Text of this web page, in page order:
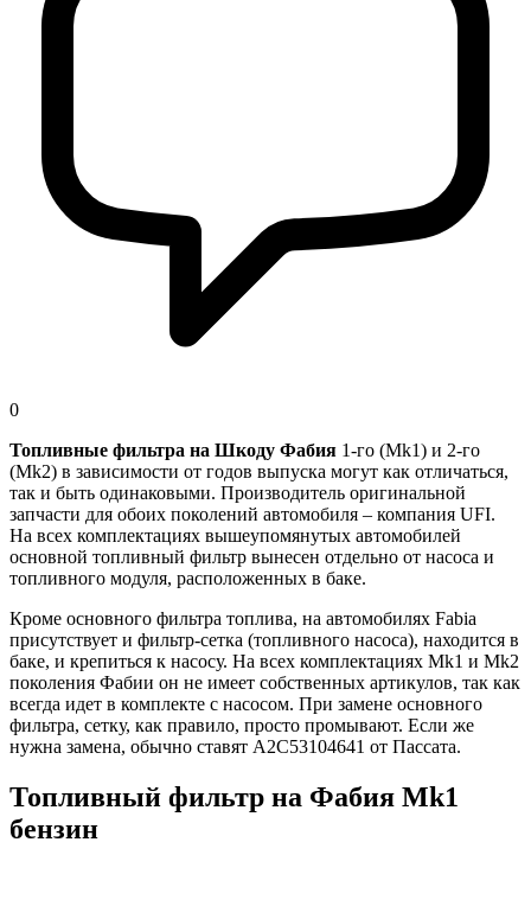
0
Топливные фильтра на Шкоду Фабия 1-го (Mk1) и 2-го
(Mk2) в зависимости от годов выпуска могут как отличаться,
так и быть одинаковыми. Производитель оригинальной
запчасти для обоих поколений автомобиля – компания UFI.
На всех комплектациях вышеупомянутых автомобилей
основной топливный фильтр вынесен отдельно от насоса и
топливного модуля, расположенных в баке.
Кроме основного фильтра топлива, на автомобилях Fabia
присутствует и фильтр-сетка (топливного насоса), находится в
баке, и крепиться к насосу. На всех комплектациях Mk1 и Mk2
поколения Фабии он не имеет собственных артикулов, так как
всегда идет в комплекте с насосом. При замене основного
фильтра, сетку, как правило, просто промывают. Если же
нужна замена, обычно ставят А2С53104641 от Пассата.
Топливный фильтр на Фабия Mk1
бензин